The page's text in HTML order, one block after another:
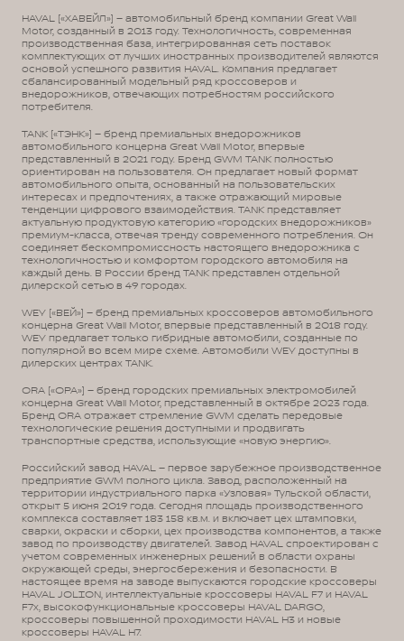
HAVAL («ХАВЕЙЛ») – автомобильный бренд компании Great Wall
Motor, созданный в 2013 году. Технологичность, современная
производственная база, интегрированная сеть поставок
комплектующих от лучших иностранных производителей являются
основой успешного развития HAVAL. Компания предлагает
сбалансированный модельный ряд кроссоверов и
внедорожников, отвечающих потребностям российского
потребителя.
TANK («ТЭНК») – бренд премиальных внедорожников
автомобильного концерна Great Wall Motor, впервые
представленный в 2021 году. Бренд GWM TANK полностью
ориентирован на пользователя. Он предлагает новый формат
автомобильного опыта, основанный на пользовательских
интересах и предпочтениях, а также отражающий мировые
тенденции цифрового взаимодействия. TANK представляет
актуальную продуктовую категорию «городских внедорожников»
премиум-класса, отвечая тренду современного потребления. Он
соединяет бескомпромиссность настоящего внедорожника с
технологичностью и комфортом городского автомобиля на
каждый день. В России бренд TANK представлен отдельной
дилерской сетью в 49 городах.
WEY («ВЕЙ») – бренд премиальных кроссоверов автомобильного
концерна Great Wall Motor, впервые представленный в 2018 году.
WEY предлагает только гибридные автомобили, созданные по
популярной во всем мире схеме. Автомобили WEY доступны в
дилерских центрах TANK.
ORA («ОРА») – бренд городских премиальных электромобилей
концерна Great Wall Motor, представленный в октябре 2023 года.
Бренд ORA отражает стремление GWM сделать передовые
технологические решения доступными и продвигать
транспортные средства, использующие «новую энергию».
Российский завод HAVAL – первое зарубежное производственное
предприятие GWM полного цикла. Завод, расположенный на
территории индустриального парка «Узловая» Тульской области,
открыт 5 июня 2019 года. Сегодня площадь производственного
комплекса составляет 183 158 кв.м. и включает цех штамповки,
сварки, окраски и сборки, цех производства компонентов, а также
завод по производству двигателей. Завод HAVAL спроектирован с
учетом современных инженерных решений в области охраны
окружающей среды, энергосбережения и безопасности. В
настоящее время на заводе выпускаются городские кроссоверы
HAVAL JOLION, интеллектуальные кроссоверы HAVAL F7 и HAVAL
F7x, высокофункциональные кроссоверы HAVAL DARGO,
кроссоверы повышенной проходимости HAVAL H3 и новые
кроссоверы HAVAL H7.